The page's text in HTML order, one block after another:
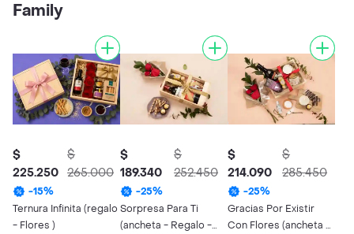
Family
$
225.250
$
265.000
-15%
Ternura Infinita (regalo
- Flores )
$
189.340
$
252.450
-25%
Sorpresa Para Ti
(ancheta - Regalo -
$
214.090
$
285.450
-25%
Gracias Por Existir
Con Flores (ancheta -